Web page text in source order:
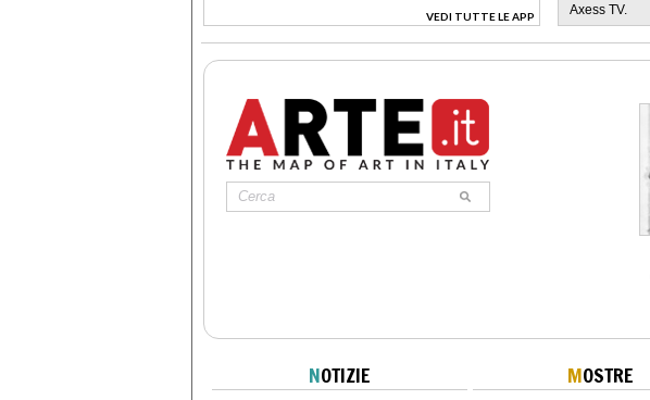
VEDI TUTTE LE APP
>
Axess TV.
NOTIZIE MOSTRE